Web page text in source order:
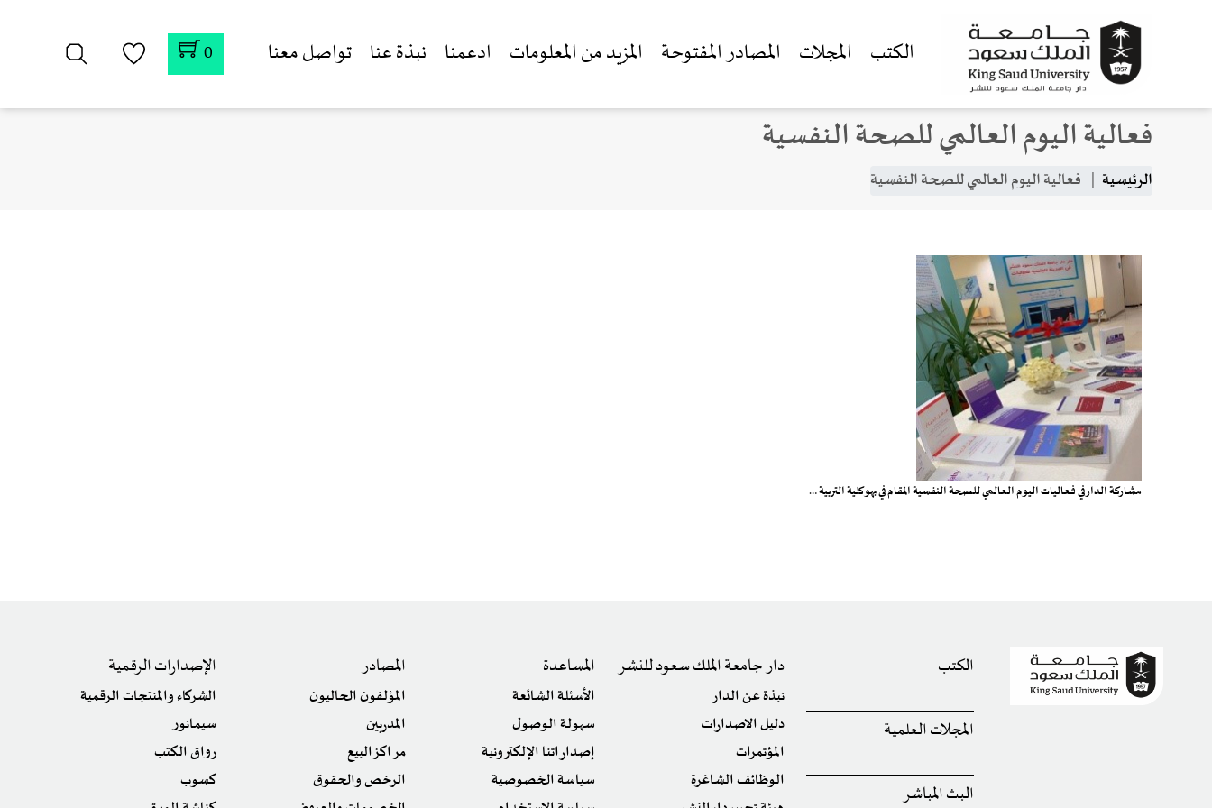
تجاوز إلى المحتوى الرئيسي
الكتب المجلات المصادر المفتوحة المزيد من المعلومات ادعمنا نبذة عنا تواصل معنا 0
فعالية اليوم العالمي للصحة النفسية
مسار التنقل
الرئيسية فعالية اليوم العالمي للصحة النفسية
مشاركة الدار في فعاليات اليوم العالمي للصحة النفسية المقام في بهو كلية التربية …
الكتب
المجلات العلمية
البث المباشر
دار جامعة الملك سعود للنشر
نبذة عن الدار
دليل الاصدارات
المؤتمرات
الوظائف الشاغرة
المساعدة
الأسئلة الشائعة
سهولة الوصول
إصداراتنا الإلكترونية
سياسة الخصوصية
المصادر
المؤلفون الحاليون
المدربين
مراكز البيع
الرخص والحقوق
الإصدارات الرقمية
الشركاء والمنتجات الرقمية
سيمانور
رواق الكتب
كسوب